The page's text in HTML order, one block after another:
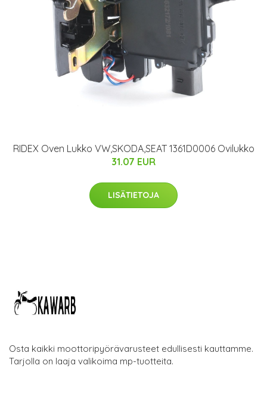
RIDEX Oven Lukko VW,SKODA,SEAT 1361D0006 Ovilukko
31.07 EUR
LISÄTIETOJA
Osta kaikki moottoripyörävarusteet edullisesti kauttamme.
Tarjolla on laaja valikoima mp-tuotteita.